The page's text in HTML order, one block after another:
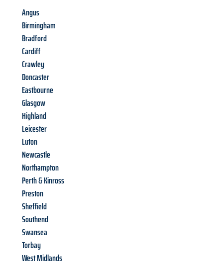
Angus
Birmingham
Bradford
Cardiff
Crawley
Doncaster
Eastbourne
Glasgow
Highland
Leicester
Luton
Newcastle
Northampton
Perth & Kinross
Preston
Sheffield
Southend
Swansea
Torbay
West Midlands